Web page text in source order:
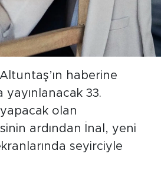
haberine
yayınlanacak 33.
olan
ardından İnal, yeni
seyirciyle